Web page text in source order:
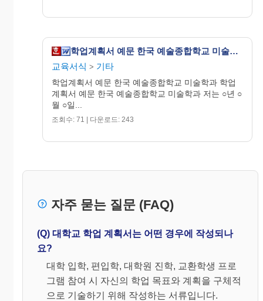
학업계획서 예문 한국 예술종합학교 미술학과
교육서식 > 기타
학업계획서 예문 한국 예술종합학교 미술학과 학업
계획서 예문 한국 예술종합학교 미술학과 저는 ○년 ○
월 ○일...
조회수: 71 | 다운로드: 243
자주 묻는 질문 (FAQ)
(Q) 대학교 학업 계획서는 어떤 경우에 작성되나
요?
대학 입학, 편입학, 대학원 진학, 교환학생 프로
그램 참여 시 자신의 학업 목표와 계획을 구체적
으로 기술하기 위해 작성하는 서류입니다.